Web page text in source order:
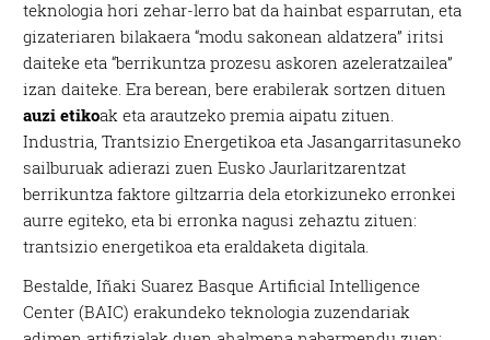
teknologia hori zehar-lerro bat da hainbat esparrutan, eta
gizateriaren bilakaera “modu sakonean aldatzera” iritsi
daiteke eta “berrikuntza prozesu askoren azeleratzailea”
izan daiteke. Era berean, bere erabilerak sortzen dituen
auzi etikoak eta arautzeko premia aipatu zituen.
Industria, Trantsizio Energetikoa eta Jasangarritasuneko
sailburuak adierazi zuen Eusko Jaurlaritzarentzat
berrikuntza faktore giltzarria dela etorkizuneko erronkei
aurre egiteko, eta bi erronka nagusi zehaztu zituen:
trantsizio energetikoa eta eraldaketa digitala.
Bestalde, Iñaki Suarez Basque Artificial Intelligence
Center (BAIC) erakundeko teknologia zuzendariak